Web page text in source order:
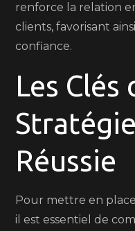
renforce la relation
clients, favorisant
confiance.
Les Clés
Réussie
Pour mettre en
il est essentiel de